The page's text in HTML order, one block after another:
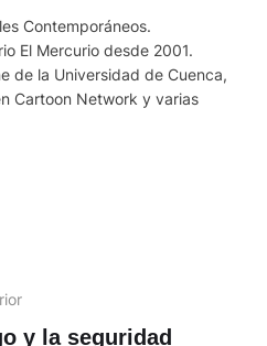
Contemporáneos.
El Mercurio desde 2001.
de la Universidad de Cuenca,
Cartoon Network y varias
y la seguridad